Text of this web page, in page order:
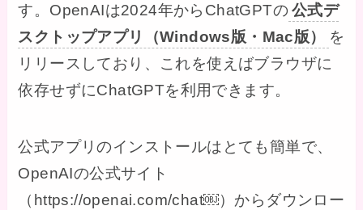
す。OpenAIは2024年からChatGPTの 公式デ
スクトップアプリ（Windows版・Mac版）
を
リリースしており、これを使えばブラウザに
依存せずにChatGPTを利用できます。
公式アプリのインストールはとても簡単で、
OpenAIの公式サイト
（https://openai.com/chat￼）からダウンロー